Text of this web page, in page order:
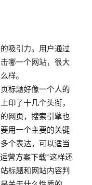
吸引力。用户通过
哪一个网站，很大
样。
标题好像一个人的
印了十几个头衔，
网页，搜索引擎也
用一个主要的关键
个表达，可以适当
营方案下载”这样还
标题和网站内容判